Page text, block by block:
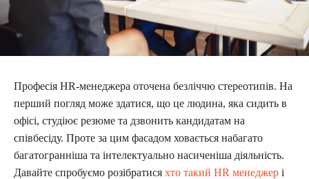
Професія HR-менеджера оточена безліччю стереотипів. На
перший погляд може здатися, що це людина, яка сидить в
офісі, студіює резюме та дзвонить кандидатам на
співбесіду. Проте за цим фасадом ховається набагато
багатогранніша та інтелектуально насиченіша діяльність.
Давайте спробуємо розібратися хто такий HR менеджер і